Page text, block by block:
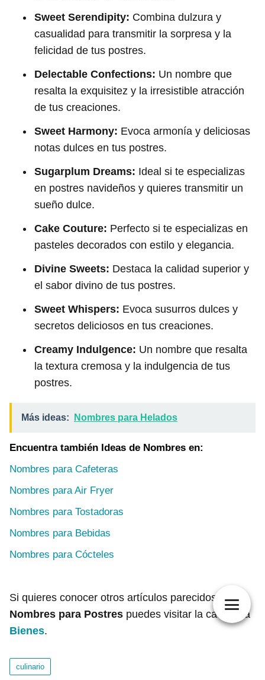
Sweet Serendipity: Combina dulzura y
casualidad para transmitir la sorpresa y la
felicidad de tus postres.
Delectable Confections: Un nombre que
resalta la exquisitez y la irresistible atracción
de tus creaciones.
Sweet Harmony: Evoca armonía y deliciosas
notas dulces en tus postres.
Sugarplum Dreams: Ideal si te especializas
en postres navideños y quieres transmitir un
sueño dulce.
Cake Couture: Perfecto si te especializas en
pasteles decorados con estilo y elegancia.
Divine Sweets: Destaca la calidad superior y
el sabor divino de tus postres.
Sweet Whispers: Evoca susurros dulces y
secretos deliciosos en tus creaciones.
Creamy Indulgence: Un nombre que resalta
la textura cremosa y la indulgencia de tus
postres.
Más ideas: Nombres para Helados
Encuentra también Ideas de Nombres en:
Nombres para Cafeteras
Nombres para Air Fryer
Nombres para Tostadoras
Nombres para Bebidas
Nombres para Cócteles
Si quieres conocer otros artículos parecidos a
Nombres para Postres puedes visitar la categoría
Bienes.
culinario